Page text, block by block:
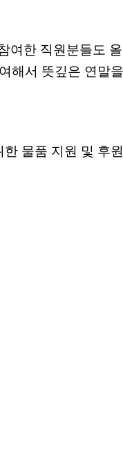
여한 직원분들도
해서 뜻깊은 연말
물품 지원 및 후